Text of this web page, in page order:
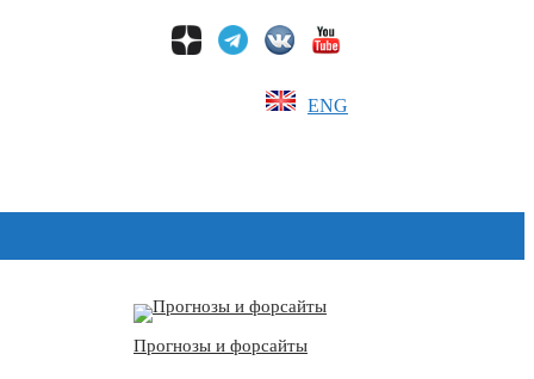
ENG
Прогнозы и форсайты